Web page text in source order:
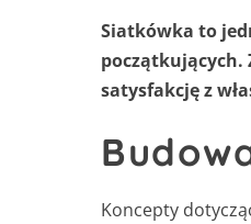
Siatkówka to
początkujących.
satysfakcję z
Koncepty